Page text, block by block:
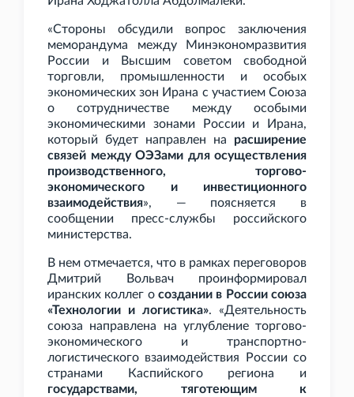
«Стороны обсудили вопрос заключения
меморандума между Минэкономразвития
России и Высшим советом свободной
торговли, промышленности и особых
экономических зон Ирана с участием Союза
о сотрудничестве между особыми
экономическими зонами России и Ирана,
который будет направлен на расширение
связей между ОЭЗами для осуществления
производственного, торгово-
экономического и инвестиционного
взаимодействия», — поясняется в
сообщении пресс-службы российского
министерства.
В нем отмечается, что в рамках переговоров
Дмитрий Вольвач проинформировал
иранских коллег о создании в России союза
«Технологии и логистика». «Деятельность
союза направлена на углубление торгово-
экономического и транспортно-
логистического взаимодействия России со
странами Каспийского региона и
государствами, тяготеющим к